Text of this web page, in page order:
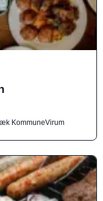
KommuneVirum